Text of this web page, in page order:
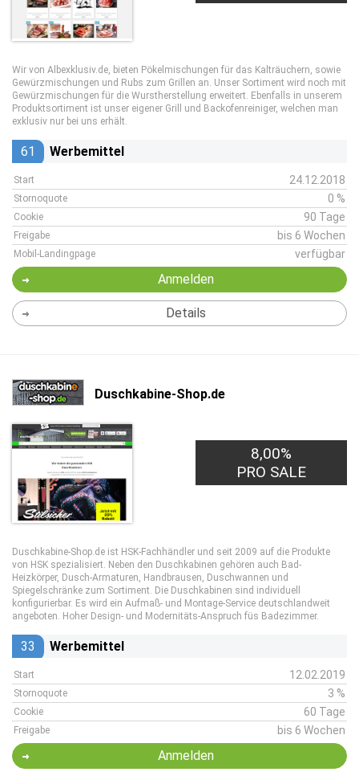
Wir von Albexklusiv.de, bieten Pökelmischungen für das Kalträuchern, sowie
Gewürzmischungen und Rubs zum Grillen an. Unser Sortiment wird noch mit
Gewürzmischungen für die Wurstherstellung erweitert. Ebenfalls in unserem
Produktsortiment ist unser eigener Grill und Backofenreiniger, welchen man
exklusiv nur bei uns erhält.
61 Werbemittel
Start 24.12.2018
Stornoquote 0 %
Cookie 90 Tage
Freigabe bis 6 Wochen
Mobil-Landingpage verfügbar
Anmelden
Details
Duschkabine-Shop.de
8,00%
PRO SALE
Duschkabine-Shop.de ist HSK-Fachhändler und seit 2009 auf die Produkte
von HSK spezialisiert. Neben den Duschkabinen gehören auch Bad-
Heizkörper, Dusch-Armaturen, Handbrausen, Duschwannen und
Spiegelschränke zum Sortiment. Die Duschkabinen sind individuell
konfigurierbar. Es wird ein Aufmaß- und Montage-Service deutschlandweit
angeboten. Hoher Design- und Modernitäts-Anspruch füs Badezimmer.
33 Werbemittel
Start 12.02.2019
Stornoquote 3 %
Cookie 60 Tage
Freigabe bis 6 Wochen
Anmelden